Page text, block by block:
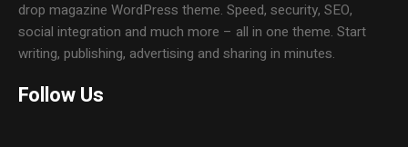
drop magazine WordPress theme. Speed, security, SEO,
social integration and much more – all in one theme. Start
writing, publishing, advertising and sharing in minutes.
Follow Us